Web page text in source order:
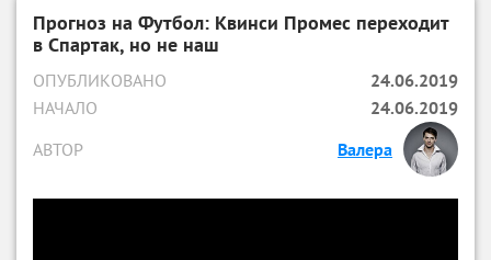
Прогноз на Футбол: Квинси Промес переходит
в Спартак, но не наш
ОПУБЛИКОВАНО
24.06.2019
НАЧАЛО
24.06.2019
АВТОР
Валера